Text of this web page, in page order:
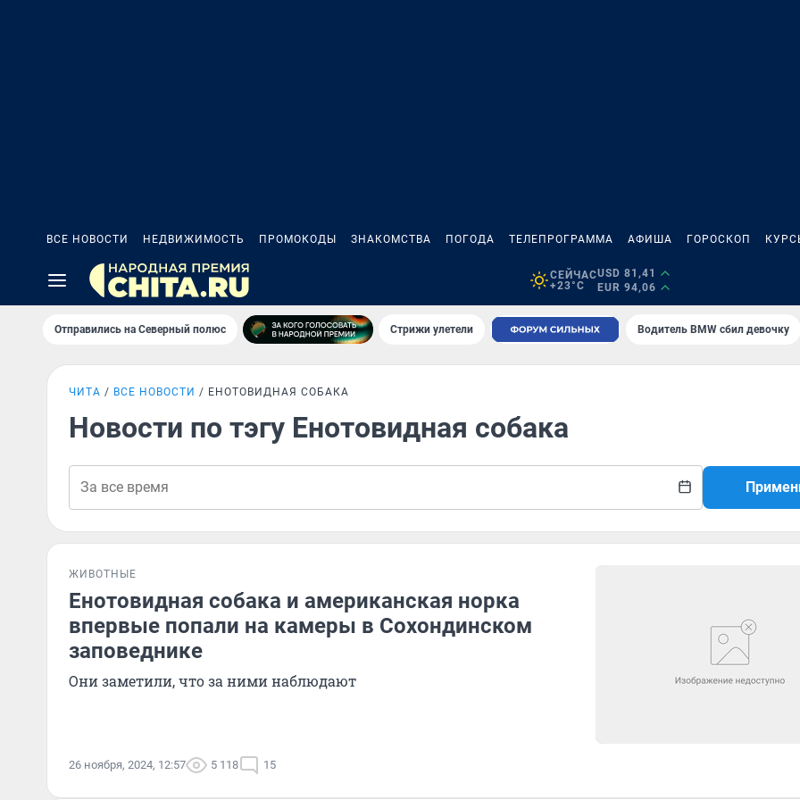
ВСЕ НОВОСТИ НЕДВИЖИМОСТЬ ПРОМОКОДЫ ЗНАКОМСТВА ПОГОДА ТЕЛЕПРОГРАММА АФИША ГОРОСКОП
СЕЙЧАС
+23°C
USD 81,41
EUR 94,06
Отправились на Северный полюс Стрижи улетели Водитель BMW сбил девочку
ЧИТА ВСЕ НОВОСТИ ЕНОТОВИДНАЯ СОБАКА
Новости по тэгу Енотовидная собака
ЖИВОТНЫЕ
Енотовидная собака и американская норка
впервые попали на камеры в Сохондинском
заповеднике
Они заметили, что за ними наблюдают
26 ноября, 2024, 12:57 5 118 15